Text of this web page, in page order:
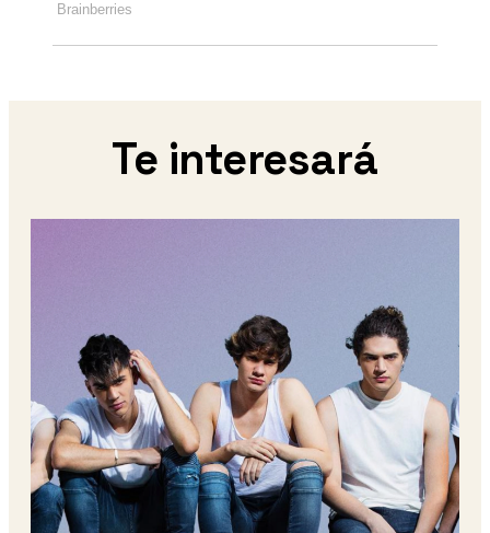
Te interesará